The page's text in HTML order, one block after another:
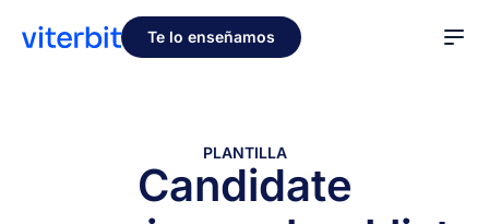
Te lo enseñamos
PLANTILLA
Candidate